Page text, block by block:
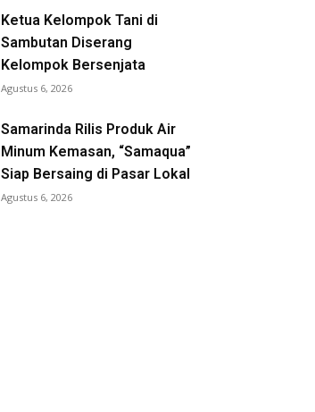
Ketua Kelompok Tani di
Sambutan Diserang
Kelompok Bersenjata
Agustus 6, 2026
Samarinda Rilis Produk Air
Minum Kemasan, “Samaqua”
Siap Bersaing di Pasar Lokal
Agustus 6, 2026